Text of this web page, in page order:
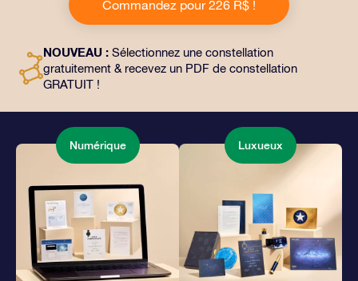
documents personnalisés envoyés à l’adresse de votre
choix, ainsi que des documents numériques et
façon magique d’offrir un cadeau éternel à vos amis et
à vos proches.
Commandez pour 226 R$ !
NOUVEAU : Sélectionnez une constellation
gratuitement & recevez un PDF de constellation
GRATUIT !
Numérique Luxueux